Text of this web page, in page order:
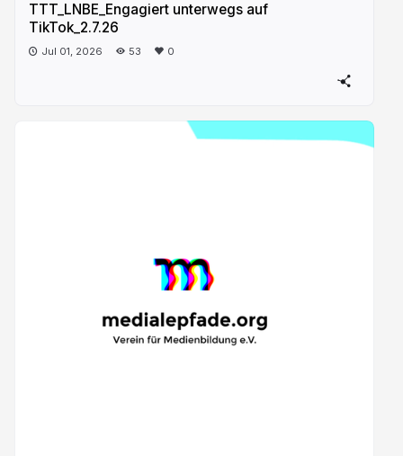
TTT_LNBE_Engagiert unterwegs auf
TikTok_2.7.26
Jul 01, 2026 53 0